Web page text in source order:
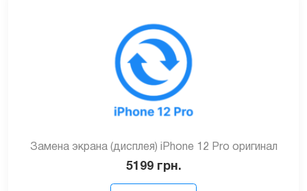
Замена экрана (дисплея) iPhone 12 Pro оригинал
5199 грн.